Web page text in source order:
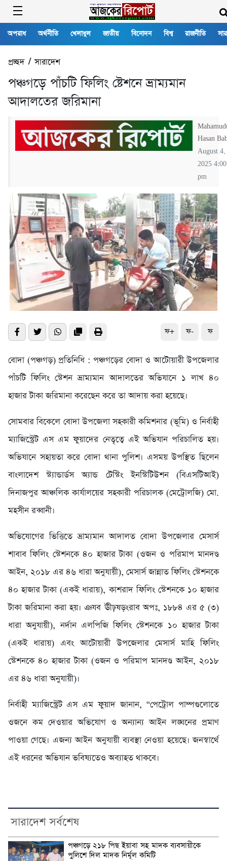
অপরাধ অর্থনীতি খেলাধুল জাতীয় বিনোদন বিশ্ব রাজনীতি
প্রচ্ছদ/সারাদেশ
পঞ্চগড়ে পাঁচটি ফিলিং ষ্টেশনে ভ্রাম্যমান
আদালতের জরিমানা
Hasan
August 4,
2025 4:00
pm
ফ+ ফ- ফ
বোদা (পঞ্চগড়) প্রতিনিধি : পঞ্চগড়ের বোদা ও আটোয়ারী উপজেলার
পাঁচটি ফিলিং স্টেশন ভ্রাম্যমান আদালতের অভিযানে ১ লাখ ৪০
হাজার টাকা জরিমানা করেছেন করে তা আদায় করা হয়েছে।
সোমবার বিকেলে বোদা উপজেলা সহকারী কমিশনার (ভূমি) ও নির্বাহী
ম্যাজিস্ট্রেট এস এম ফুয়াদের নেতৃত্বে এই অভিযান পরিচালিত হয়।
অভিযানে সহায়তা করে বোদা থানা পুলিশ। এসময় উপস্থিত ছিলেন
বাংলাদেশ স্ট্যান্ডার্ডস অ্যান্ড টেস্টিং ইনস্টিটিউশন (বিএসটিআই)
দিনাজপুর আঞ্চলিক কার্যালয়ের সহকারী পরিচালক (মেট্রোলজি) মো.
মহসীন রব্বানী।
অভিযোগের ভিত্তিতে ভ্রাম্যমান আদালত বোদা উপজেলার মেসার্স
শাবাব ফিলিং স্টেশনকে ৪০ হাজার টাকা (ওজন ও পরিমাপ মানদণ্ড
আইন, ২০১৮ এর ৪৬ ধারা অনুযায়ী), মেসার্স জান্নাত ফিলিং স্টেশনকে
৪০ হাজার টাকা (একই ধারায়), কাশরাদ ফিলিং স্টেশনকে ১০ হাজার
টাকা জরিমানা করা হয়। ঞযব ঊীঢ়ষড়ংরাব অপঃ, ১৮৮৪ এর ৫ (৩)
ধারা অনুযায়ী), নর্দান এলপিজি ফিলিং স্টেশনকে ১০ হাজার টাকা
(একই ধারায়) এবং আটোয়ারী উপজেলার মেসার্স মাহি ফিলিং
স্টেশনকে ৪০ হাজার টাকা (ওজন ও পরিমাপ মানদণ্ড আইন, ২০১৮
এর ৪৬ ধারা অনুযায়ী)।
নির্বাহী ম্যাজিস্ট্রেট এস এম ফুয়াদ জানান, “পেট্রোল পাম্পগুলোতে
ওজনে কম দেওয়ার অভিযোগ ও অন্যান্য আইন লঙ্ঘনের প্রমাণ
পাওয়া গেছে। এজন্য আইন অনুযায়ী ব্যবস্থা নেওয়া হয়েছে। জনস্বার্থে
এই ধরনের অভিযান ভবিষ্যতেও অব্যাহত থাকবে।
সারাদেশ সর্বশেষ
পঞ্চগড়ে ২১৮ পিছ ইয়াবা সহ মাদক ব্যবসায়ীকে
পুলিশে দিল মাদক নির্মূল কমিটি